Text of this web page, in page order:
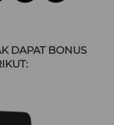
DAPAT BONUS